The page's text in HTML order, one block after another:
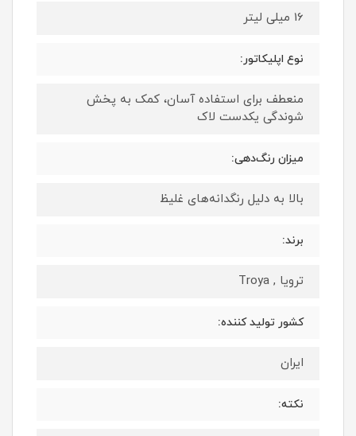
16 میلی لیتر
نوع اپلیکاتور:
منعطف برای استفاده آسان، کمک به پخش
شوندگی یکدست لاک
میزان رنگ‌دهی:
بالا به دلیل رنگدانه‌های غلیظ
برند:
ترویا , Troya
کشور تولید کننده:
ایران
نکته: